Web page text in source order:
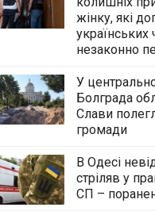
жінку, які
українських
незаконно
У
Болграда
Слави
громади
В Одесі
стріляв у
СП –